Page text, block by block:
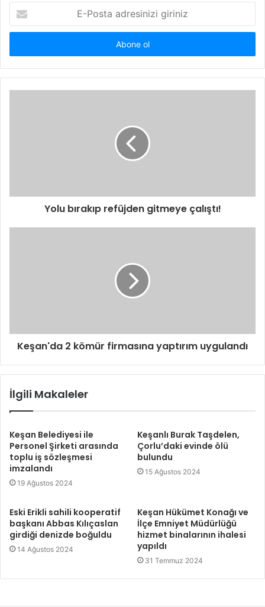
Posta
adresinizi
Yolu bırakıp refüjden gitmeye çalıştı!
Keşan'da 2 kömür firmasına yaptırım uygulandı
İlgili Makaleler
Keşan Belediyesi ile
Personel Şirketi arasında
toplu iş sözleşmesi
imzalandı
19 Ağustos 2024
Keşanlı Burak Taşdelen,
Çorlu’daki evinde ölü
bulundu
15 Ağustos 2024
Eski Erikli sahili kooperatif
başkanı Abbas Kılıçaslan
girdiği denizde boğuldu
14 Ağustos 2024
Keşan Hükümet Konağı ve
İlçe Emniyet Müdürlüğü
hizmet binalarının ihalesi
yapıldı
31 Temmuz 2024